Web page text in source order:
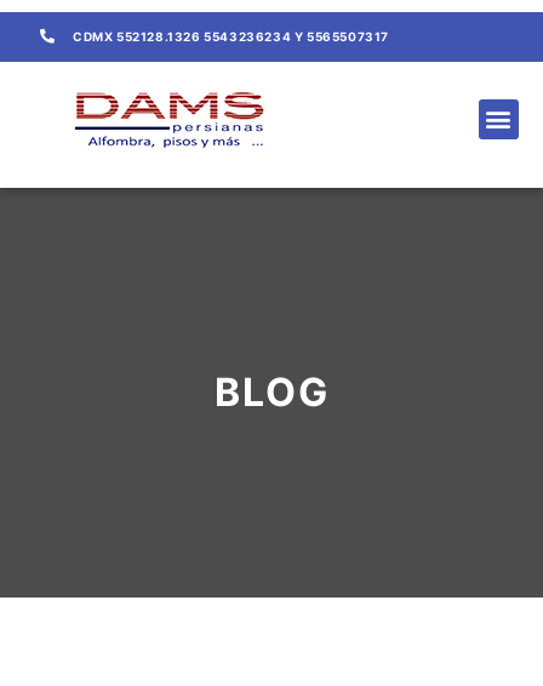
CDMX 552128.1326 5543236234 Y 5565507317
BLOG